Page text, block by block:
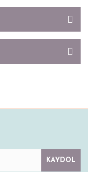
KAYDOL